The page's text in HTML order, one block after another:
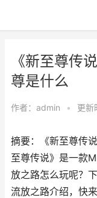
《新至尊传
尊是什么
作者： admin • 更
摘要：《新至尊传
至尊传说》是一款
放之路怎么玩呢？
流放之路介绍，快